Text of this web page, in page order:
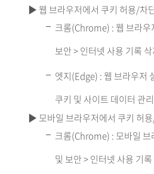
▶ 웹 브라우저에서 쿠키 허용/차
크롬(Chrome) : 웹 브라우
보안 > 인터넷 사용 기록 삭
엣지(Edge) : 웹 브라우저
쿠키 및 사이트 데이터 관
▶ 모바일 브라우저에서 쿠키 허
크롬(Chrome) : 모바일 브
및 보안 > 인터넷 사용 기록